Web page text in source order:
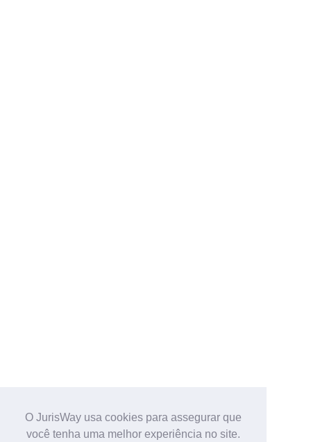
O JurisWay usa cookies para assegurar que
você tenha uma melhor experiência no site.